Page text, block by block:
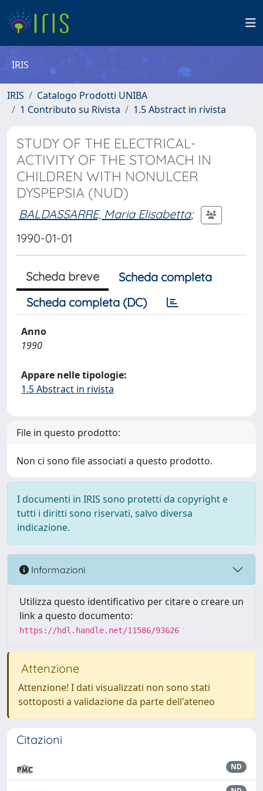
IRIS
IRIS
Catalogo Prodotti UNIBA
1 Contributo su Rivista
1.5 Abstract in rivista
STUDY OF THE ELECTRICAL-
ACTIVITY OF THE STOMACH IN
CHILDREN WITH NONULCER
DYSPEPSIA (NUD)
BALDASSARRE, Maria Elisabetta;
1990-01-01
Scheda breve
Scheda completa
Scheda completa (DC)
Anno
1990
Appare nelle tipologie:
1.5 Abstract in rivista
File in questo prodotto:
Non ci sono file associati a questo prodotto.
I documenti in IRIS sono protetti da copyright e
tutti i diritti sono riservati, salvo diversa
indicazione.
Informazioni
Utilizza questo identificativo per citare o creare un
link a questo documento:
https://hdl.handle.net/11586/93626
Attenzione
Attenzione! I dati visualizzati non sono stati
sottoposti a validazione da parte dell'ateneo
Citazioni
ND